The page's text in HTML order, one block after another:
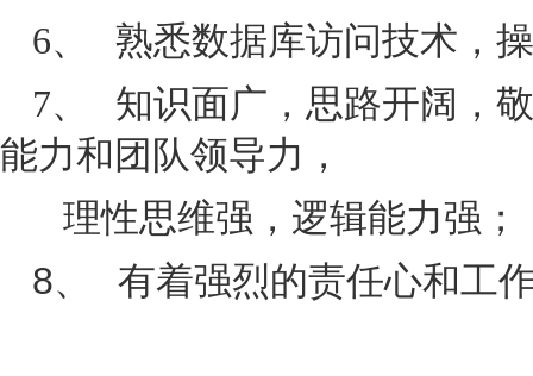
6、
熟悉数据库访问技术，
7、
知识面广，思路开阔，
能力和团队领导力，
理性思维强，逻辑能力强；
8、 有着强烈的责任心和工